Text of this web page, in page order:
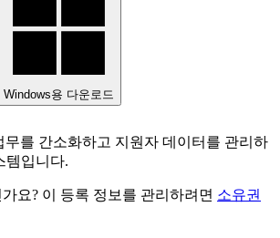
Windows용 다운로드
무를 간소화하고 지원자 데이터를 관리하
템입니다.
요? 이 등록 정보를 관리하려면 소유권